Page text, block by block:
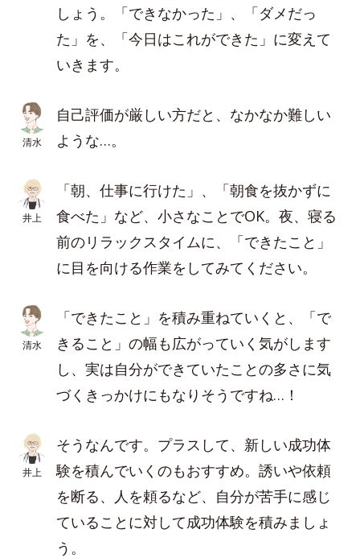
しょう。「できなかった」、「ダメだっ
た」を、「今日はこれができた」に変えて
いきます。
清水
自己評価が厳しい方だと、なかなか難しい
ような…。
井上
「朝、仕事に行けた」、「朝食を抜かずに
食べた」など、小さなことでOK。夜、寝る
前のリラックスタイムに、「できたこと」
に目を向ける作業をしてみてください。
清水
「できたこと」を積み重ねていくと、「で
きること」の幅も広がっていく気がします
し、実は自分ができていたことの多さに気
づくきっかけにもなりそうですね…！
井上
そうなんです。プラスして、新しい成功体
験を積んでいくのもおすすめ。誘いや依頼
を断る、人を頼るなど、自分が苦手に感じ
ていることに対して成功体験を積みましょ
う。